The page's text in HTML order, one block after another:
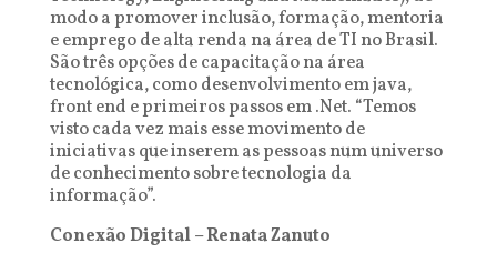
modo a promover inclusão, formação, mentoria
e emprego de alta renda na área de TI no Brasil.
São três opções de capacitação na área
tecnológica, como desenvolvimento em java,
front end e primeiros passos em .Net. “Temos
visto cada vez mais esse movimento de
iniciativas que inserem as pessoas num universo
de conhecimento sobre tecnologia da
informação”.
Conexão Digital – Renata Zanuto